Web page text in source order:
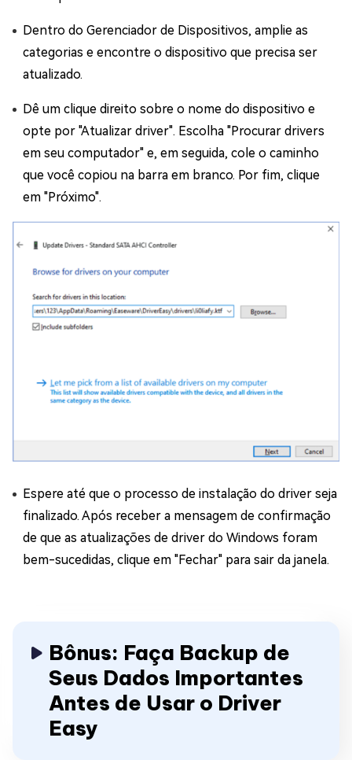
Dentro do Gerenciador de Dispositivos, amplie as
categorias e encontre o dispositivo que precisa ser
atualizado.
Dê um clique direito sobre o nome do dispositivo e
opte por "Atualizar driver". Escolha "Procurar drivers
em seu computador" e, em seguida, cole o caminho
que você copiou na barra em branco. Por fim, clique
em "Próximo".
Espere até que o processo de instalação do driver seja
finalizado. Após receber a mensagem de confirmação
de que as atualizações de driver do Windows foram
bem-sucedidas, clique em "Fechar" para sair da janela.
Bônus: Faça Backup de
Seus Dados Importantes
Antes de Usar o Driver
Easy